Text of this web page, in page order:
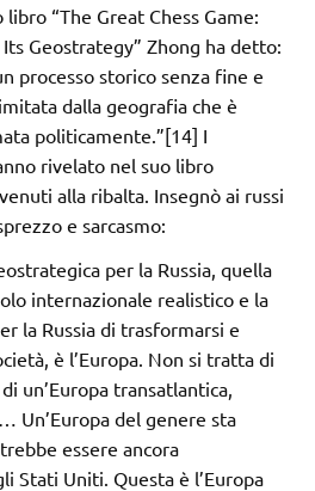
“The Great Chess Game:
Geostrategy” Zhong ha detto:
processo storico senza fine e
dalla geografia che è
politicamente.”[14] I
rivelato nel suo libro
alla ribalta. Insegnò ai russi
e sarcasmo:
per la Russia, quella
internazionale realistico e la
la Russia di trasformarsi e
è l’Europa. Non si tratta di
un’Europa transatlantica,
Un’Europa del genere sta
essere ancora
Stati Uniti. Questa è l’Europa